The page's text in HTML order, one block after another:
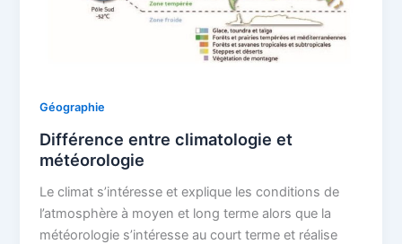
Géographie
Différence entre climatologie et
météorologie
Le climat s’intéresse et explique les conditions de
l’atmosphère à moyen et long terme alors que la
météorologie s’intéresse au court terme et réalise